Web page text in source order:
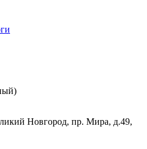
Новгород, пр. Мира, д.49,